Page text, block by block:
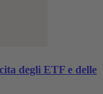
degli ETF e delle